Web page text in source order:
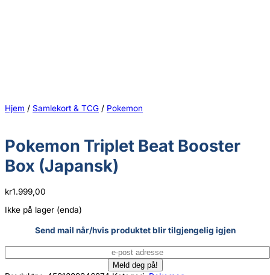
Hjem / Samlekort & TCG / Pokemon
Pokemon Triplet Beat Booster
Box (Japansk)
kr1.999,00
Ikke på lager (enda)
Send mail når/hvis produktet blir tilgjengelig igjen